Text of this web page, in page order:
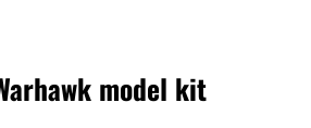
model kit